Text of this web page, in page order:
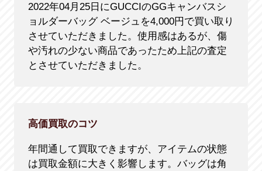
2022年04月25日にGUCCIのGGキャンバスシ
ョルダーバッグ ベージュを4,000円で買い取り
させていただきました。使用感はあるが、傷
や汚れの少ない商品であったため上記の査定
とさせていただきました。
高価買取のコツ
年間通して買取できますが、アイテムの状態
は買取金額に大きく影響します。バッグは角